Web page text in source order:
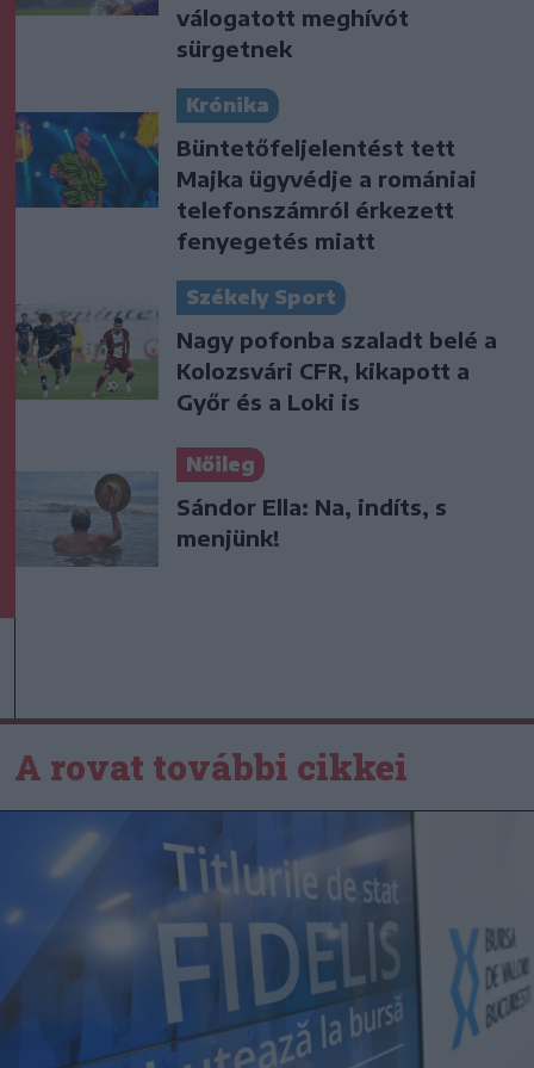
válogatott meghívót
sürgetnek
Krónika
Büntetőfeljelentést tett
Majka ügyvédje a romániai
telefonszámról érkezett
fenyegetés miatt
Székely Sport
Nagy pofonba szaladt belé a
Kolozsvári CFR, kikapott a
Győr és a Loki is
Nőileg
Sándor Ella: Na, indíts, s
menjünk!
A rovat további cikkei